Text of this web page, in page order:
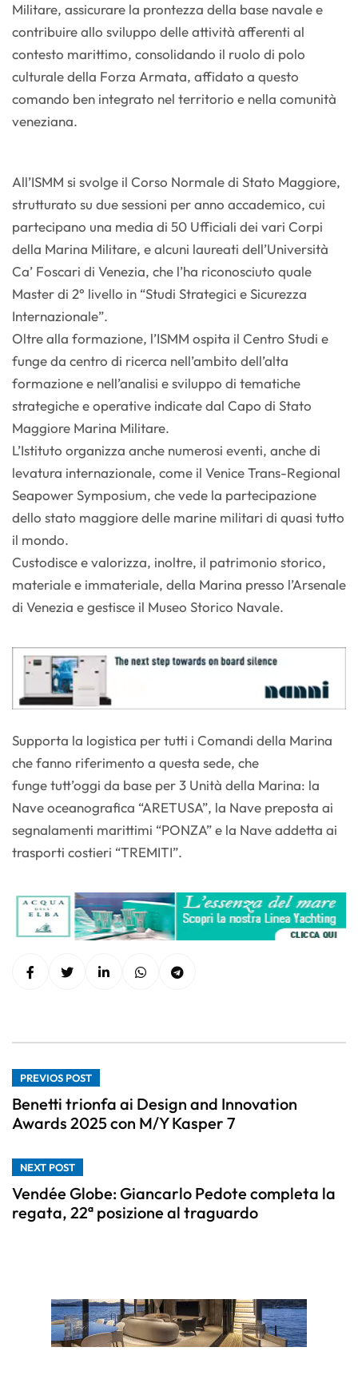
Militare, assicurare la prontezza della base navale e
contribuire allo sviluppo delle attività afferenti al
contesto marittimo, consolidando il ruolo di polo
culturale della Forza Armata, affidato a questo
comando ben integrato nel territorio e nella comunità
veneziana.
All’ISMM si svolge il Corso Normale di Stato Maggiore,
strutturato su due sessioni per anno accademico, cui
partecipano una media di 50 Ufficiali dei vari Corpi
della Marina Militare, e alcuni laureati dell’Università
Ca’ Foscari di Venezia, che l’ha riconosciuto quale
Master di 2° livello in “Studi Strategici e Sicurezza
Internazionale”.
Oltre alla formazione, l’ISMM ospita il Centro Studi e
funge da centro di ricerca nell’ambito dell’alta
formazione e nell’analisi e sviluppo di tematiche
strategiche e operative indicate dal Capo di Stato
Maggiore Marina Militare.
L’Istituto organizza anche numerosi eventi, anche di
levatura internazionale, come il Venice Trans-Regional
Seapower Symposium, che vede la partecipazione
dello stato maggiore delle marine militari di quasi tutto
il mondo.
Custodisce e valorizza, inoltre, il patrimonio storico,
materiale e immateriale, della Marina presso l’Arsenale
di Venezia e gestisce il Museo Storico Navale.
Supporta la logistica per tutti i Comandi della Marina
che fanno riferimento a questa sede, che
funge tutt’oggi da base per 3 Unità della Marina: la
Nave oceanografica “ARETUSA”, la Nave preposta ai
segnalamenti marittimi “PONZA” e la Nave addetta ai
trasporti costieri “TREMITI”.
PREVIOS POST
Benetti trionfa ai Design and Innovation
Awards 2025 con M/Y Kasper 7
NEXT POST
Vendée Globe: Giancarlo Pedote completa la
regata, 22ª posizione al traguardo